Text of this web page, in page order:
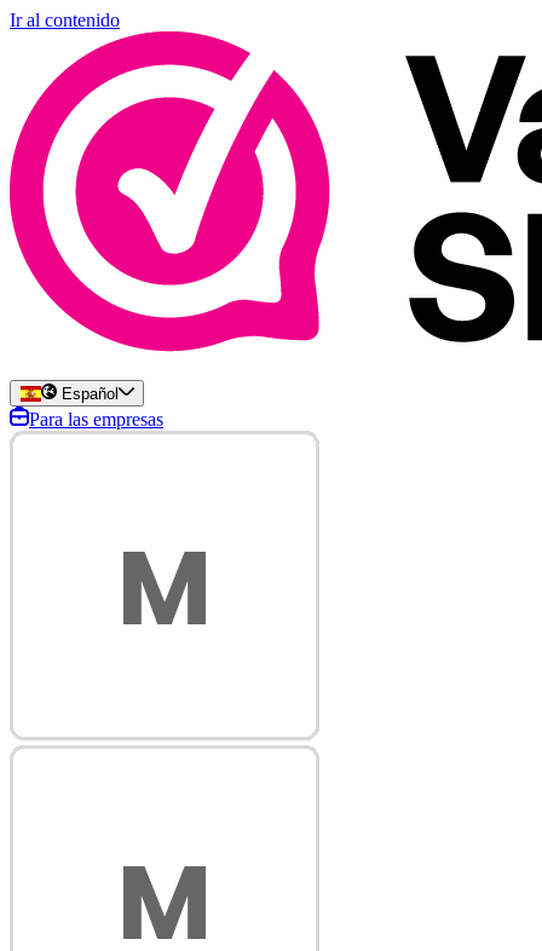
Ir al contenido
Español
Para las empresas